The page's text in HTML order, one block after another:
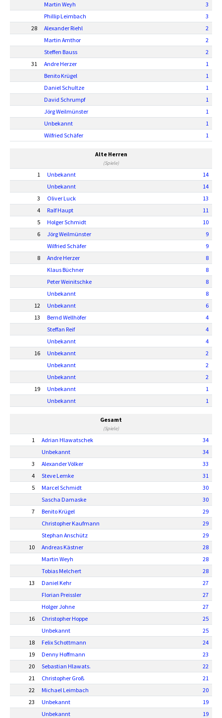
Martin Weyh
3
Phillip Leimbach
3
28
Alexander Riehl
2
Martin Amthor
2
Steffen Bauss
2
31
Andre Herzer
1
Benito Krügel
1
Daniel Schultze
1
David Schrumpf
1
Jörg Weilmünster
1
Unbekannt
1
Wilfried Schäfer
1
Alte Herren
(Spiele)
1 Unbekannt
14
Unbekannt
14
3
Oliver Luck
13
4
Ralf Haupt
11
5
Holger Schmidt
10
6
Jörg Weilmünster
9
Wilfried Schäfer
9
8
Andre Herzer
8
Klaus Büchner
8
Peter Weinitschke
8
Unbekannt
8
12
Unbekannt
6
13
Bernd Wellhöfer
4
Steffan Reif
4
Unbekannt
4
16
Unbekannt
2
Unbekannt
2
Unbekannt
2
19
Unbekannt
1
Unbekannt
1
Gesamt
(Spiele)
1 Adrian Hlawatschek
34
Unbekannt
34
3
Alexander Völker
33
4
Steve Lemke
31
5
Marcel Schmidt
30
Sascha Damaske
30
7
Benito Krügel
29
Christopher Kaufmann
29
Stephan Anschütz
29
10
Andreas Kästner
28
Martin Weyh
28
Tobias Melchert
28
13
Daniel Kehr
27
Florian Preissler
27
Holger Johne
27
16
Christopher Hoppe
25
Unbekannt
25
18
Felix Schottmann
24
19
Denny Hoffmann
23
20
Sebastian Hlawats.
22
21
Christopher Groß
21
22
Michael Leimbach
20
23
Unbekannt
19
Unbekannt
19